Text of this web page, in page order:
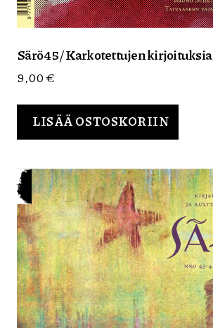
Särö 45 / Karkotettujen kirjoituksia
9,00€
LISÄÄ OSTOSKORIIN